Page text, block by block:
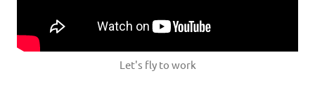
Let's fly to work